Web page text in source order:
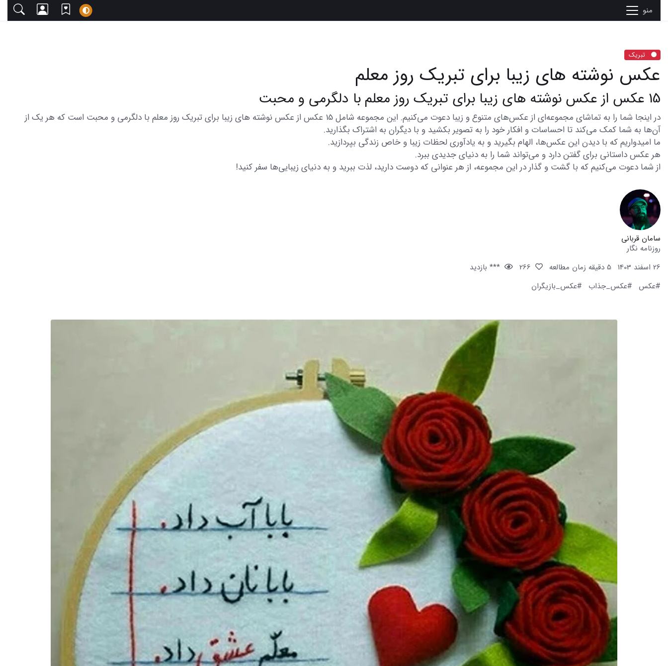
منو
تبریک
عکس نوشته های زیبا برای تبریک روز معلم
15 عکس از عکس نوشته های زیبا برای تبریک روز معلم با دلگرمی و محبت
در اینجا شما را به تماشای مجموعه‌ای از عکس‌های متنوع و زیبا دعوت می‌کنیم. این مجموعه شامل 15 عکس از عکس نوشته های زیبا برای تبریک روز معلم با دلگرمی و محبت است که هر یک از
آن‌ها به شما کمک می‌کند تا احساسات و افکار خود را به تصویر بکشید و با دیگران به اشتراک بگذارید.
ما امیدواریم که با دیدن این عکس‌ها، الهام بگیرید و به یادآوری لحظات زیبا و خاص زندگی بپردازید.
هر عکس داستانی برای گفتن دارد و می‌تواند شما را به دنیای جدیدی ببرد.
از شما دعوت می‌کنیم که با گشت و گذار در این مجموعه، از هر عنوانی که دوست دارید، لذت ببرید و به دنیای زیبایی‌ها سفر کنید!
سامان قربانی
روزنامه نگار
26 اسفند 1403
5 دقیقه زمان مطالعه
*** بازدید
#عکس
#عکس_جذاب #عکس_بازیگران